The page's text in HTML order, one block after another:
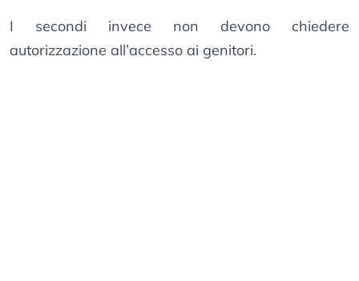
I secondi invece non devono chiedere
autorizzazione all’accesso ai genitori.